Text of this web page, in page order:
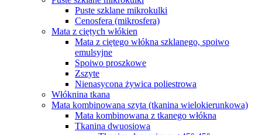
Puste szklane mikrokulki
Cenosfera (mikrosfera)
Mata z ciętych włókien
Mata z ciętego włókna szklanego, spoiwo
emulsyjne
Spoiwo proszkowe
Zszyte
Nienasycona żywica poliestrowa
Włóknina tkana
Mata kombinowana szyta (tkanina wielokierunkowa)
Mata kombinowana z tkanego włókna
Tkanina dwuosiowa